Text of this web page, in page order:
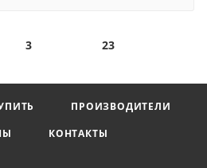
3 23
ПРОИЗВОДИТЕЛИ
КОНТАКТЫ